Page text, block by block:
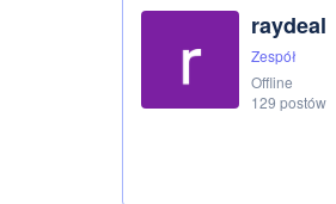
raydeal
Zespół
Offline
129 postów